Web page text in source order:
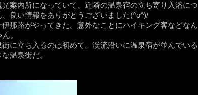
案内所になっていて、近隣の温泉宿の立ち寄り入浴につ
良い情報をありがとうございました(^o^)/
那路がやってきた。意外なことにハイキング客などなん
。
に立ち入るのは初めて。渓流沿いに温泉宿が並んでいる
温泉街だ。